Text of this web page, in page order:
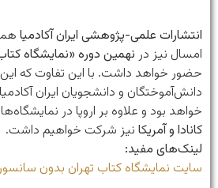
انتشارات علمی‌-پژوهشی ایران آکادمیا
امسال نیز در نهمین دوره «نمایشگاه
حضور خواهد داشت. با این تفاوت که
دانش‌آموختگان و دانشجویان ایران
خواهد بود و علاوه بر اروپا در
کانادا و آمریکا نیز شرکت خواهیم داشت.
لینک‌های مفید:
سایت نمایشگاه کتاب تهران بدون